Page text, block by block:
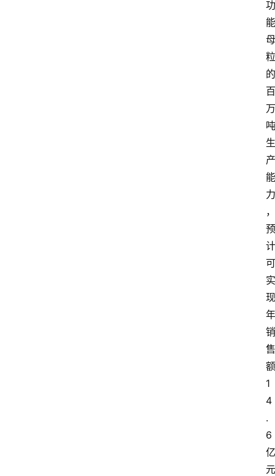
功
能
母
粒
的
百
万
吨
生
产
能
力
，
预
计
可
实
现
年
销
售
额
1
4
.
6
亿
元